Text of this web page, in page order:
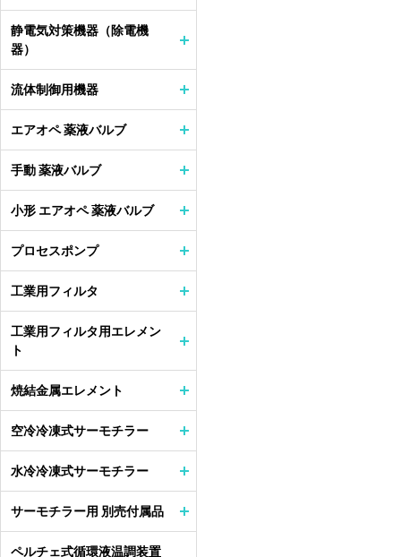
静電気対策機器（除電機
器）
流体制御用機器
エアオペ 薬液バルブ
手動 薬液バルブ
小形 エアオペ 薬液バルブ
プロセスポンプ
工業用フィルタ
工業用フィルタ用エレメン
ト
焼結金属エレメント
空冷冷凍式サーモチラー
水冷冷凍式サーモチラー
サーモチラー用 別売付属品
ペルチェ式循環液温調装置